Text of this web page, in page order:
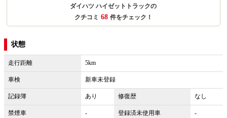
ダイハツ ハイゼットトラックの
クチコミ 68 件をチェック！
状態
走行距離 5km
車検 新車未登録
記録簿 あり 修復歴 なし
禁煙車 - 登録済未使用車 -